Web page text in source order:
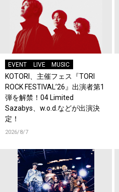
EVENT LIVE MUSIC
KOTORI、主催フェス『TORI
ROCK FESTIVAL’26』出演者第1
弾を解禁！04 Limited
Sazabys、w.o.d.などが出演決
定！
2026/8/7